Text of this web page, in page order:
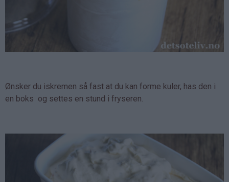
Ønsker du iskremen så fast at du kan forme kuler, has den i
en boks og settes en stund i fryseren.